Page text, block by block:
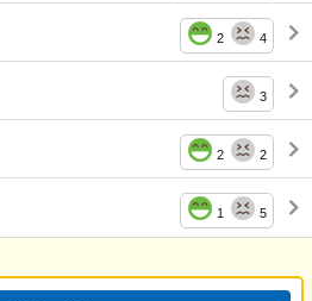
2 4
3
2 2
1 5